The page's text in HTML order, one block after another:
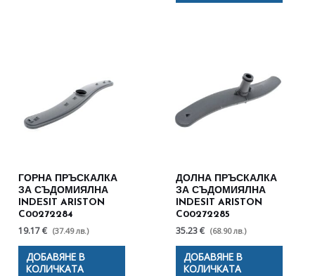
ГОРНА ПРЪСКАЛКА
ЗА СЪДОМИЯЛНА
INDESIT ARISTON
C00272284
19.17 € (37.49 лв.)
ДОБАВЯНЕ В
КОЛИЧКАТА
ДОЛНА ПРЪСКАЛКА
ЗА СЪДОМИЯЛНА
INDESIT ARISTON
C00272285
35.23 € (68.90 лв.)
ДОБАВЯНЕ В
КОЛИЧКАТА